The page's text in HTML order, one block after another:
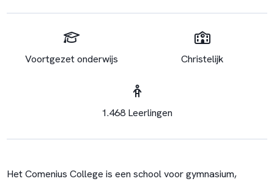
Voortgezet onderwijs Christelijk
1.468 Leerlingen
Het Comenius College is een school voor gymnasium,